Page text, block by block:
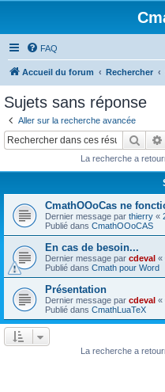
FAQ
Accueil du forum Rechercher
Sujets sans réponse
Aller sur la recherche avancée
La recherche a
CmathOOoCas ne
Dernier message par thierry «
Publié dans CmathOOoCAS
En cas de besoin...
Dernier message par cdeval «
Publié dans Cmath pour Word
Présentation
Dernier message par cdeval «
Publié dans CmathLuaTeX
La recherche a